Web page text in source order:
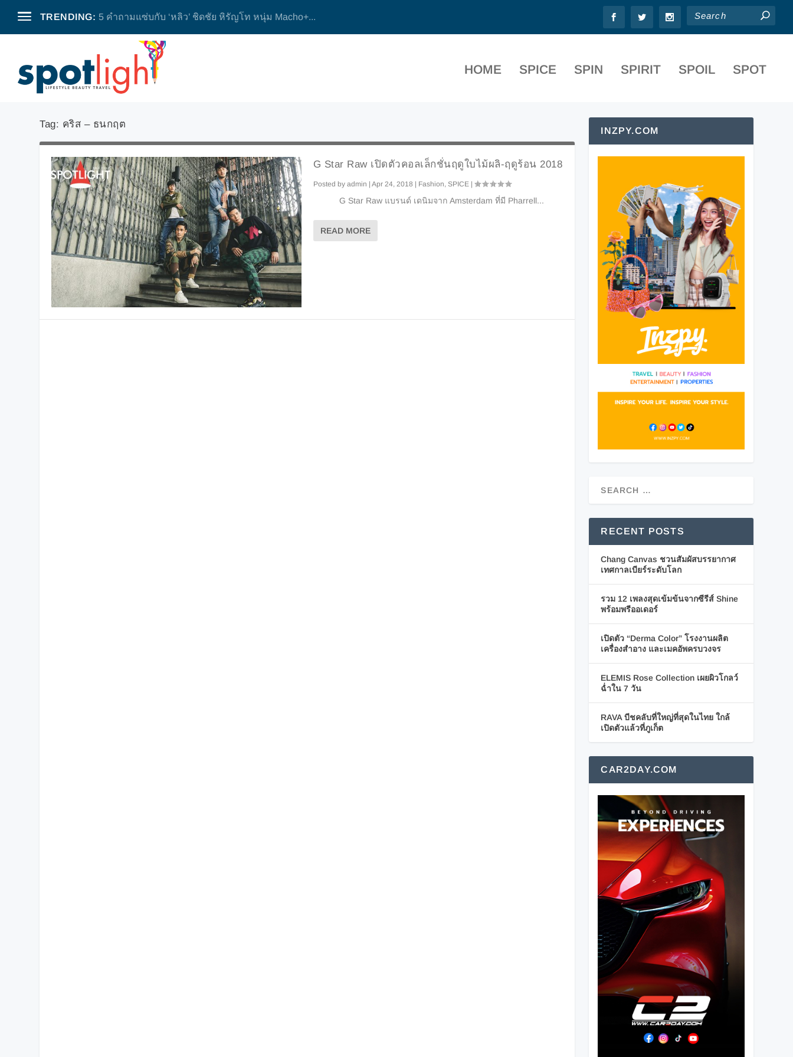
TRENDING: 5 คำถามแซ่บกับ ‘หลิว’ ชิดชัย หิรัญโท หนุ่ม Macho+...
HOME SPICE SPIN SPIRIT SPOIL SPOT
Tag: คริส – ธนกฤต
G Star Raw เปิดตัวคอลเล็กชั่นฤดูใบไม้ผลิ-ฤดูร้อน 2018
Posted by admin | Apr 24, 2018 | Fashion, SPICE|
G Star Raw แบรนด์ เดนิมจาก Amsterdam ที่มี Pharrell...
READ MORE
INZPY.COM
RECENT POSTS
Chang Canvas ชวนสัมผัสบรรยากาศ
เทศกาลเบียร์ระดับโลก
รวม 12 เพลงสุดเข้มข้นจากซีรีส์ Shine
พร้อมพรีออเดอร์
เปิดตัว “Derma Color” โรงงานผลิต
เครื่องสำอาง และเมคอัพครบวงจร
ELEMIS Rose Collection เผยผิวโกลว์
ฉ่ำใน 7 วัน
RAVA บีชคลับที่ใหญ่ที่สุดในไทย ใกล้
เปิดตัวแล้วที่ภูเก็ต
CAR2DAY.COM